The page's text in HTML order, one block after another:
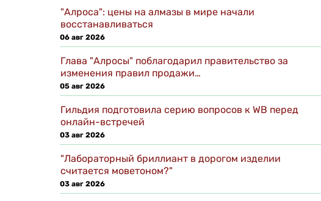
"Алроса": цены на алмазы в мире начали
восстанавливаться
06 авг 2026
Глава "Алросы" поблагодарил правительство за
изменения правил продажи…
05 авг 2026
Гильдия подготовила серию вопросов к WB перед
онлайн-встречей
03 авг 2026
"Лабораторный бриллиант в дорогом изделии
считается моветоном?"
03 авг 2026